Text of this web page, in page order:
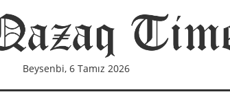
Beysenbi, 6 Tamız 2026